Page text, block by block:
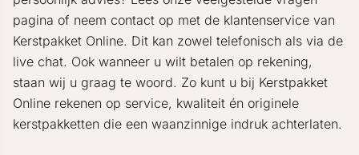
pagina of neem contact op met de klantenservice van
Kerstpakket Online. Dit kan zowel telefonisch als via de
live chat. Ook wanneer u wilt betalen op rekening,
staan wij u graag te woord. Zo kunt u bij Kerstpakket
Online rekenen op service, kwaliteit én originele
kerstpakketten die een waanzinnige indruk achterlaten.